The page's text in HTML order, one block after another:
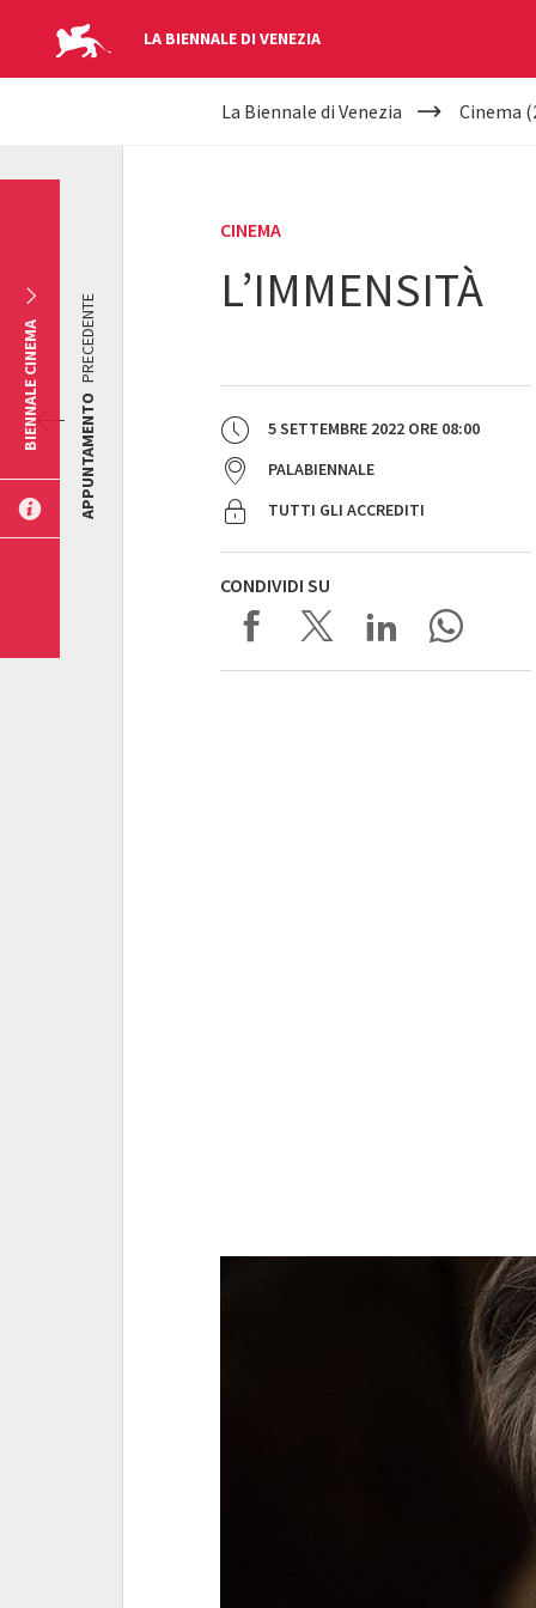
LA BIENNALE DI VENEZIA
YOUR
La Biennale di Venezia Cinema
CINEMA
L’IMMENSITÀ
5 SETTEMBRE 2022 ORE 08:00
PALABIENNALE
TUTTI GLI ACCREDITI
CONDIVIDI SU
APPUNTAMENTO
PRECEDENTE
BIENNALE CINEMA